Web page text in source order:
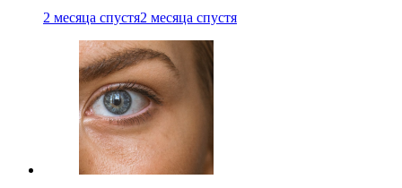
2 месяца спустя2 месяца спустя